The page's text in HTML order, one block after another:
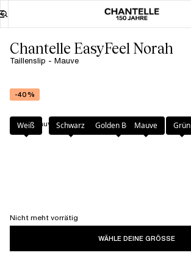
Chantelle EasyFeel Norah
Taillenslip - Mauve
-40%
Farbe:Mauve
Weiß Schwarz Golden BeigeMauve Grün
Nicht meht vorrätig
WÄHLE DEINE GRÖSSE